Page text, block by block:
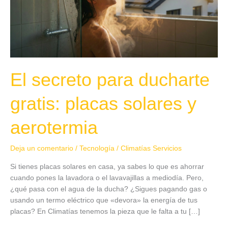
El secreto para ducharte
gratis: placas solares y
aerotermia
Deja un comentario / Tecnología / Climatías Servicios
Si tienes placas solares en casa, ya sabes lo que es ahorrar
cuando pones la lavadora o el lavavajillas a mediodía. Pero,
¿qué pasa con el agua de la ducha? ¿Sigues pagando gas o
usando un termo eléctrico que «devora» la energía de tus
placas? En Climatías tenemos la pieza que le falta a tu […]
aerotermia